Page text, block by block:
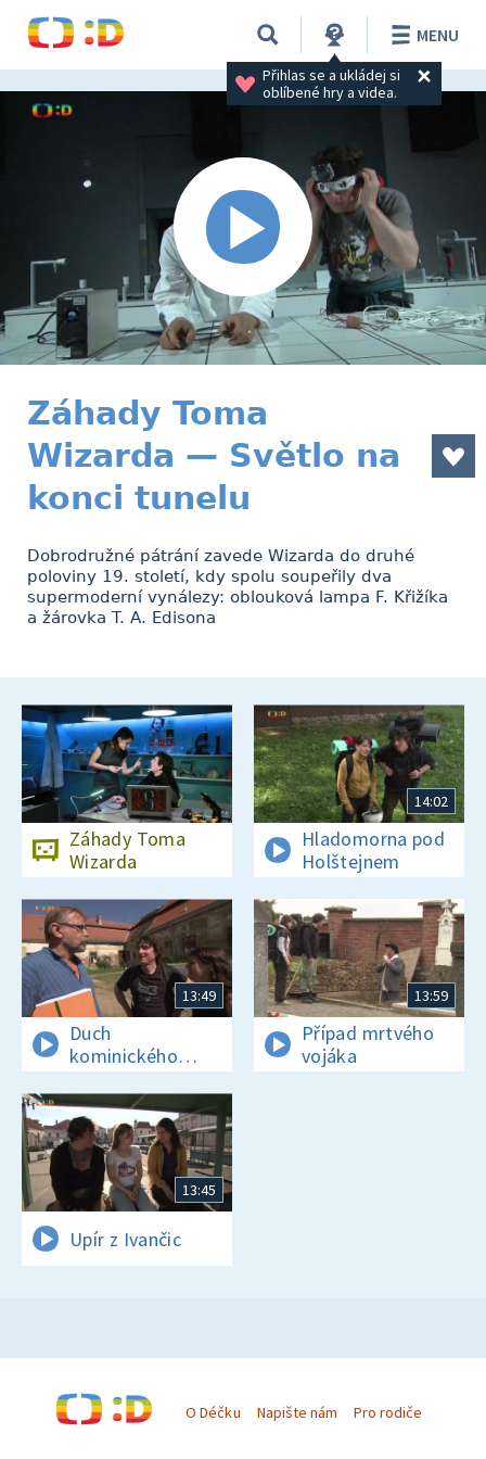
Přihlas se a ukládej si
oblíbené hry a videa.
MENU
Záhady Toma
Wizarda — Světlo na
konci tunelu
Dobrodružné pátrání zavede Wizarda do druhé
poloviny 19. století, kdy spolu soupeřily dva
supermoderní vynálezy: oblouková lampa F. Křižíka
a žárovka T. A. Edisona
Záhady Toma
Wizarda
14:02
Hladomorna pod
Holštejnem
13:49
Duch
kominického
učně
13:59
Případ mrtvého
vojáka
13:45
Upír z Ivančic
O Déčku Napište nám Pro rodiče